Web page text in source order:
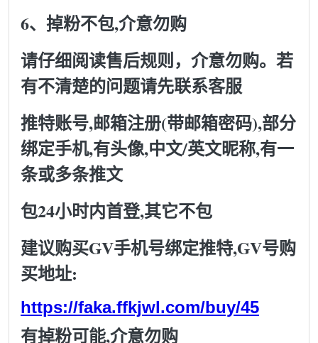
6、掉粉不包,介意勿购
请仔细阅读售后规则，介意勿购。若
有不清楚的问题请先联系客服
推特账号,邮箱注册(带邮箱密码),部分
绑定手机,有头像,中文/英文昵称,有一
条或多条推文
包24小时内首登,其它不包
建议购买GV手机号绑定推特,GV号购
买地址:
https://faka.ffkjwl.com/buy/45
有掉粉可能,介意勿购